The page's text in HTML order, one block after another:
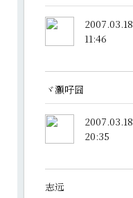
2007.03.18
11:46
ヾ灝吇囧
2007.03.18
20:35
志远